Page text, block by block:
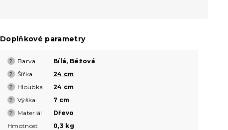
Doplňkové parametry
? Barva Bílá, Béžová
? Šířka 24 cm
? Hloubka 24 cm
? Výška 7 cm
? Materiál
Dřevo
Hmotnost
0,3 kg